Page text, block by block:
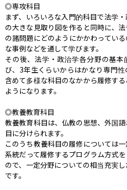
◎専攻科目
まず、いろいろな入門的科目で法学
の大きな見取り図を作ると同時に、
の諸問題にどのようにかかわってい
な事例などを通して学びます。
その後、法学・政治学各分野の基本
び、3年生くらいからはかなり専門性
含めて多様な科目のなかから履修す
ようになります。
◎教養教育科目
教養教育科目は、仏教の思想、外国
目に分けられます。
このうち教養科目の履修については
系統だって履修するプログラム方式
ので、一定分野についての相当充実
です。